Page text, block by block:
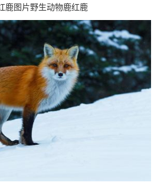
鹿图片野生动物鹿红鹿